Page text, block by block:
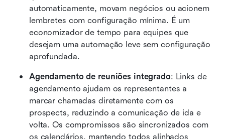
automaticamente, movam negócios ou acionem
lembretes com configuração mínima. É um
economizador de tempo para equipes que
desejam uma automação leve sem configuração
aprofundada.
Agendamento de reuniões integrado: Links de
agendamento ajudam os representantes a
marcar chamadas diretamente com os
prospects, reduzindo a comunicação de ida e
volta. Os compromissos são sincronizados com
os calendários, mantendo todos alinhados